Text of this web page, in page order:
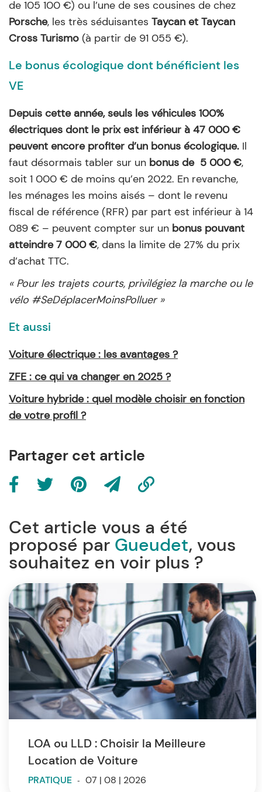
de 105 100 €) ou l’une de ses cousines de chez
Porsche, les très séduisantes Taycan et Taycan
Cross Turismo (à partir de 91 055 €).
Le bonus écologique dont bénéficient les
VE
Depuis cette année, seuls les véhicules 100%
électriques dont le prix est inférieur à 47 000 €
peuvent encore profiter d’un bonus écologique. Il
faut désormais tabler sur un bonus de 5 000 €,
soit 1 000 € de moins qu’en 2022. En revanche,
les ménages les moins aisés – dont le revenu
fiscal de référence (RFR) par part est inférieur à 14
089 € – peuvent compter sur un bonus pouvant
atteindre 7 000 €, dans la limite de 27% du prix
d’achat TTC.
« Pour les trajets courts, privilégiez la marche ou le
vélo #SeDéplacerMoinsPolluer »
Et aussi
Voiture électrique : les avantages ?
ZFE : ce qui va changer en 2025 ?
Voiture hybride : quel modèle choisir en fonction
de votre profil ?
Partager cet article
Cet article vous a été
proposé par Gueudet, vous
souhaitez en voir plus ?
LOA ou LLD : Choisir la Meilleure
Location de Voiture
PRATIQUE - 07 | 08 | 2026